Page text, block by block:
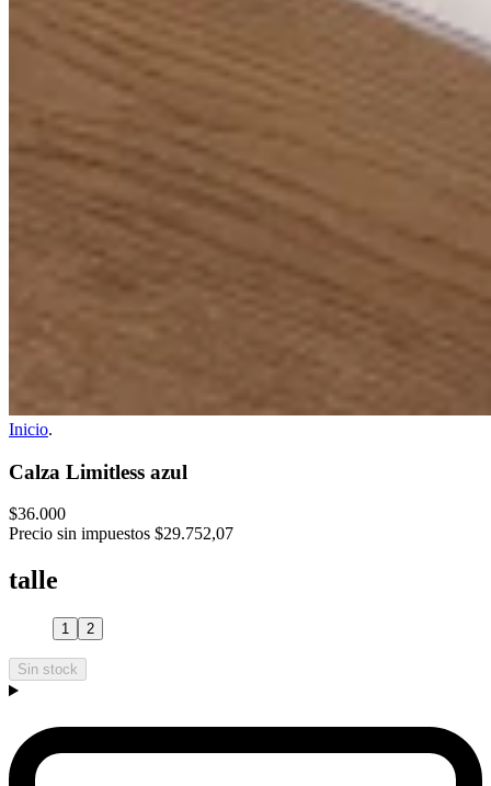
Inicio.
Calza Limitless azul
$36.000
Precio sin impuestos $29.752,07
talle
1 2
Sin stock